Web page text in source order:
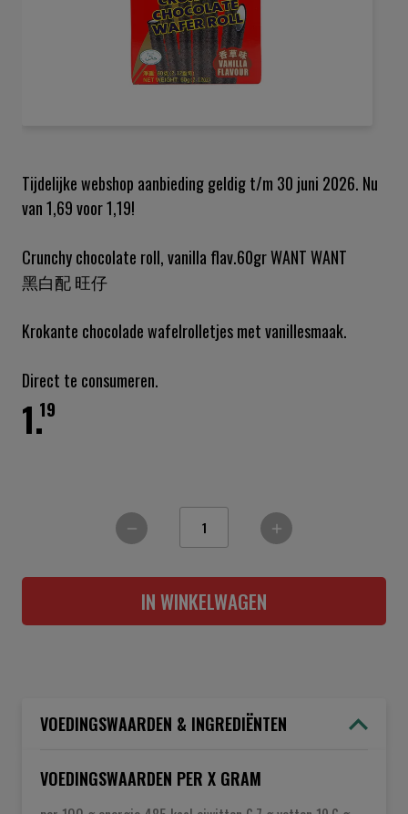
het
begin
van
gallerij
Tijdelijke webshop aanbieding geldig t/m 30 juni 2026. Nu
van 1,69 voor 1,19!
Crunchy chocolate roll, vanilla flav.60gr WANT WANT
黑白配 旺仔
Krokante chocolade wafelrolletjes met vanillesmaak.
Direct te consumeren.
19
1.
IN WINKELWAGEN
VOEDINGSWAARDEN & INGREDIËNTEN
VOEDINGSWAARDEN PER X GRAM